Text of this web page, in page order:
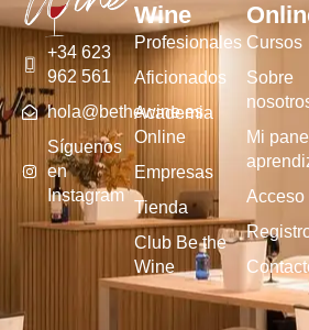
+34 623
962 561
hola@bethewine.es
Síguenos
en
Instagram
Wine
Profesionales
Aficionados
Academia
Online
Empresas
Tienda
Club Be the
Wine
Cursos
Sobre
Mi
Acceso